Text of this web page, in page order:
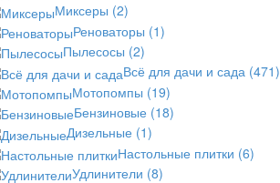
Миксеры (2)
Реноваторы (1)
Пылесосы (2)
Всё для дачи и сада (471)
Мотопомпы (19)
Бензиновые (18)
Дизельные (1)
Настольные плитки (6)
Удлинители (8)